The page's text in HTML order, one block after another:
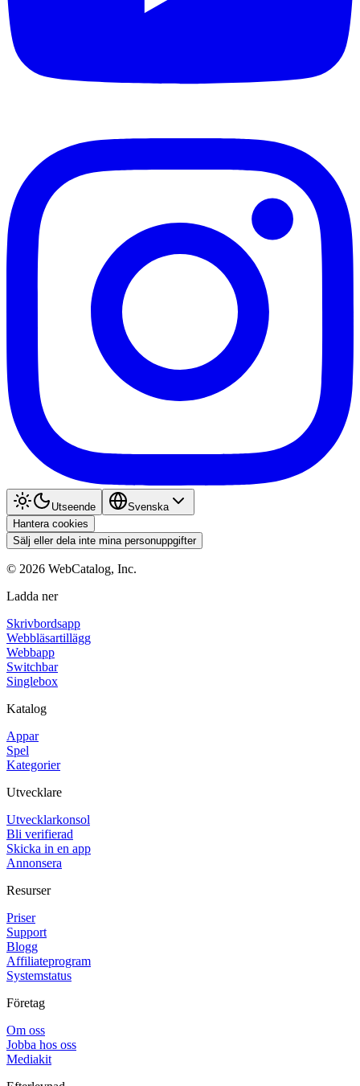
Utseende
Svenska
Hantera cookies
Sälj eller dela inte mina personuppgifter
© 2026 WebCatalog, Inc.
Ladda ner
Skrivbordsapp
Webbläsartillägg
Webbapp
Switchbar
Singlebox
Katalog
Appar
Spel
Kategorier
Utvecklare
Utvecklarkonsol
Bli verifierad
Skicka in en app
Annonsera
Resurser
Priser
Support
Blogg
Affiliateprogram
Systemstatus
Företag
Om oss
Jobba hos oss
Mediakit